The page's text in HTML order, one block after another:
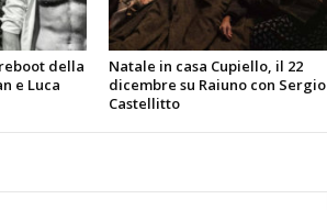
della
e Luca
Natale in casa Cupiello, il 22
dicembre su Raiuno con Sergio
Castellitto